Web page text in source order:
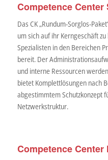
Competence Center
Das CK „Rundum-Sorglos-
um sich auf ihr Kerngeschäft
Spezialisten in den Bereichen
bereit. Der
und interne Ressourcen
bietet Komplettlösungen nach
abgestimmtem Schutzkonzept
Netzwerkstruktur.
Competence